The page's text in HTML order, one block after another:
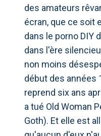
des amateurs
écran, que ce soit
dans le porno DIY
dans l'ère
non moins
début des années
reprend six ans
a tué Old Woman
Goth). Et elle est